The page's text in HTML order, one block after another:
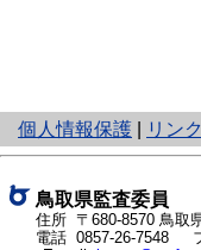
個人情報保護
と
り
ッ
ト
へ
リン
鳥取県監査委員
住所 〒680-8570 鳥取
電話 0857-26-7548